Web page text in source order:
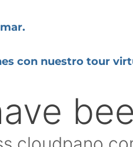
con nuestro tour